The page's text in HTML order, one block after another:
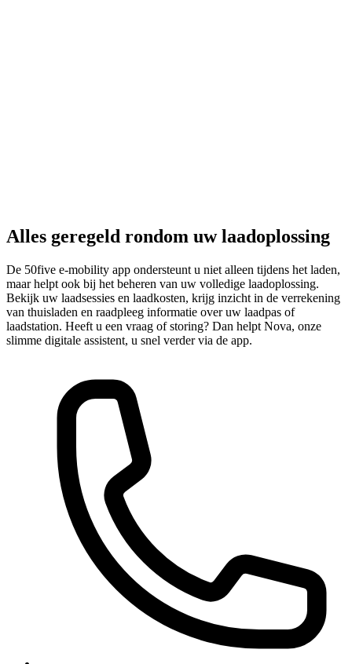
Alles geregeld rondom uw laadoplossing
De 50five e‑mobility app ondersteunt u niet alleen tijdens het laden,
maar helpt ook bij het beheren van uw volledige laadoplossing.
Bekijk uw laadsessies en laadkosten, krijg inzicht in de verrekening
van thuisladen en raadpleeg informatie over uw laadpas of
laadstation. Heeft u een vraag of storing? Dan helpt Nova, onze
slimme digitale assistent, u snel verder via de app.